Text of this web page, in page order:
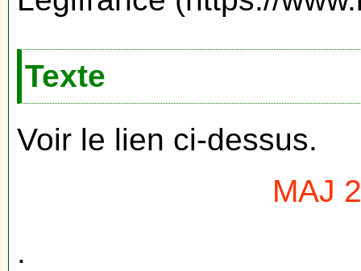
Texte
Voir le lien ci-dessus.
MAJ
.